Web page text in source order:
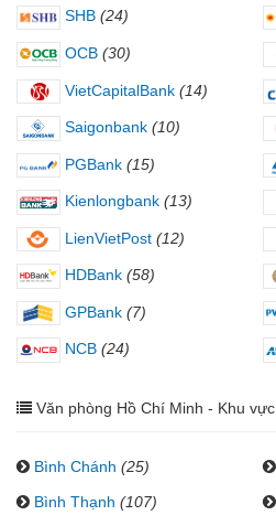
SHB (24)
OCB (30)
VietCapitalBank (14)
Saigonbank (10)
PGBank (15)
Kienlongbank (13)
LienVietPost (12)
HDBank (58)
GPBank (7)
NCB (24)
Văn phòng Hồ Chí Minh - Khu vực
Bình Chánh (25)
Bình Thạnh (107)